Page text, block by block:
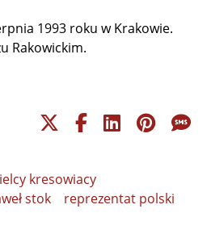
1993 roku w Krakowie.
Rakowickim.
kresowiacy
stok
reprezentat polski